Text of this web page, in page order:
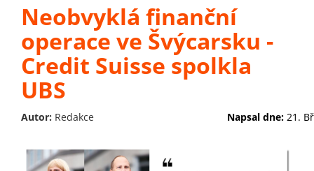
Neobvyklá finanční
operace ve Švýcarsku -
Credit Suisse spolkla
UBS
Autor: Redakce Napsal dne: 21.